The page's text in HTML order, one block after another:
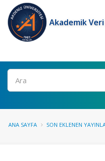
Akademik
Ara
ANA SAYFA SON EKLENEN